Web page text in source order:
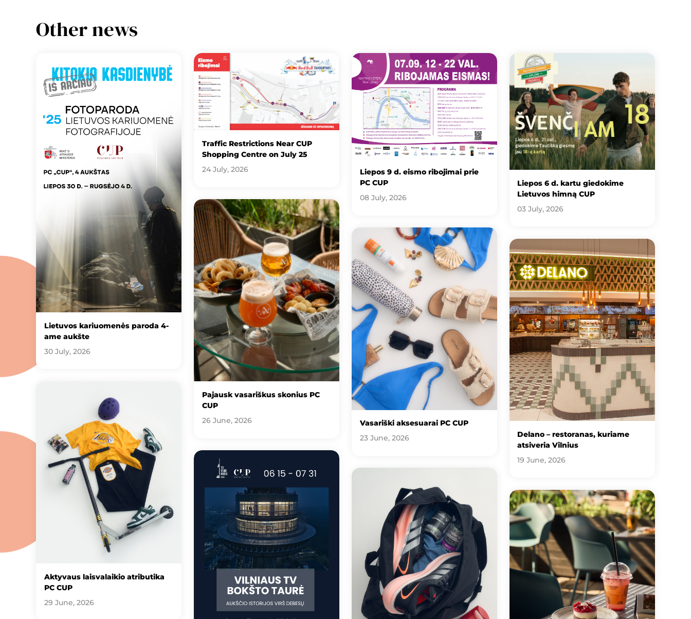
Other news
Lietuvos kariuomenės paroda 4-
ame aukšte
30 July, 2026
Traffic Restrictions Near CUP
Shopping Centre on July 25
24 July, 2026
Liepos 9 d. eismo ribojimai prie
PC CUP
08 July, 2026
Liepos 6 d. kartu giedokime
Lietuvos himną CUP
03 July, 2026
Aktyvaus laisvalaikio atributika
PC CUP
29 June, 2026
Pajausk vasariškus skonius PC
CUP
26 June, 2026
Vasariški aksesuarai PC CUP
23 June, 2026
Delano – restoranas, kuriame
atsiveria Vilnius
19 June, 2026